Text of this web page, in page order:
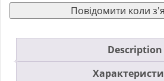
Повідомити коли
Description